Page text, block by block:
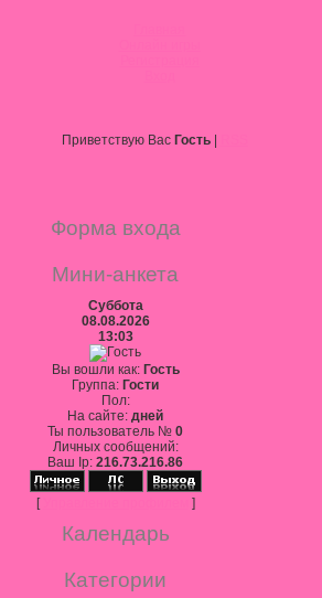
Приветствую Вас Гость|
Форма входа
Мини-анкета
Суббота
08.08.2026
13:03
Вы вошли как: Гость
Группа: Гости
Пол:
На сайте: дней
Ты пользователь № 0
Личных сообщений:
Ваш Ip: 216.73.216.86
[ ]
Календарь
Категории